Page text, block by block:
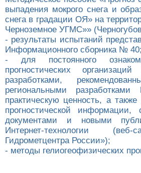
выпадения мокрого снега и
снега в градации ОЯ» на
Черноземное УГМС»»
- результаты испытаний
Информационного сборника № 40;
- для постоянного
прогностических
разработками,
региональными
практическую ценность, а
прогностической
документами и новыми
Интернет-технологии
Гидрометцентра России»);
- методы гелиогеофизических